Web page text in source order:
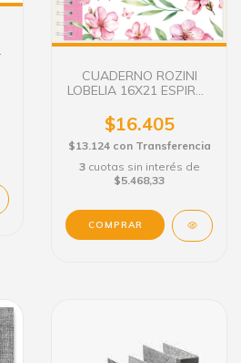
CUADERNO ROZINI
LOBELIA 16X21 ESPIRAL
$16.405
$13.124 con Transferencia
3 cuotas sin interés de
$5.468,33
COMPRAR